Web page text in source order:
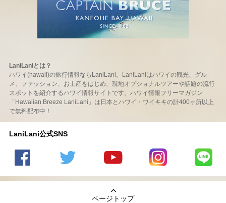
LaniLaniとは？
ハワイ(hawaii)の旅行情報ならLaniLani。LaniLaniはハワイの観光、グル
メ、ファッション、お土産をはじめ、現地オプショナルツアーや話題の流行
スポットを紹介するハワイ情報サイトです。ハワイ情報フリーマガジン
「Hawaiian Breeze LaniLani」は日本とハワイ・ワイキキの計400ヶ所以上
で無料配布中！
LaniLani公式SNS
の
のtwitter
の
Youtube
LaniLani
LaniLani
ページトップ